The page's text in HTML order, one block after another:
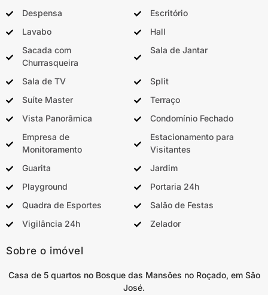
Despensa
Escritório
Lavabo
Hall
Sacada com
Churrasqueira
Sala de Jantar
Sala de TV
Split
Suíte Master
Terraço
Vista Panorâmica
Condomínio Fechado
Empresa de
Monitoramento
Estacionamento para
Visitantes
Guarita
Jardim
Playground
Portaria 24h
Quadra de Esportes
Salão de Festas
Vigilância 24h
Zelador
Sobre o imóvel
Casa de 5 quartos no Bosque das Mansões no Roçado, em São
José.